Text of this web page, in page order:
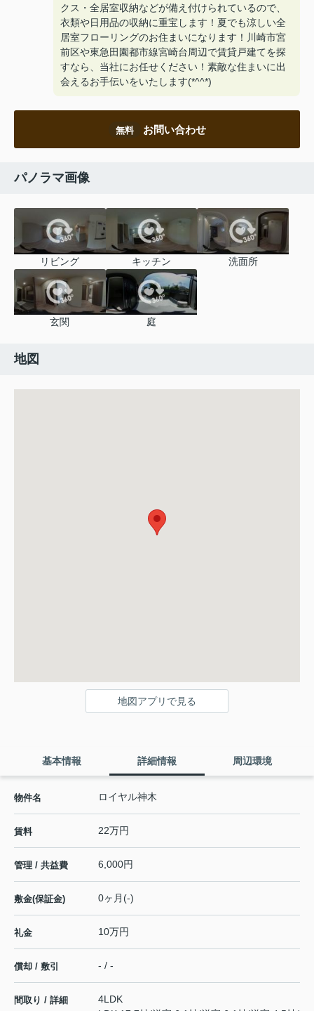
クス・全居室収納などが備え付けられているので、
衣類や日用品の収納に重宝します！夏でも涼しい全
居室フローリングのお住まいになります！川崎市宮
前区や東急田園都市線宮崎台周辺で賃貸戸建てを探
すなら、当社にお任せください！素敵な住まいに出
会えるお手伝いをいたします(*^^*)
無料 お問い合わせ
パノラマ画像
リビング キッチン 洗面所
玄関 庭
地図
地図アプリで見る
基本情報 詳細情報 周辺環境
物件名 ロイヤル神木
賃料 22万円
管理 / 共益費 6,000円
敷金(保証金) 0ヶ月(-)
礼金 10万円
償却 / 敷引 - / -
間取り / 詳細
4LDK